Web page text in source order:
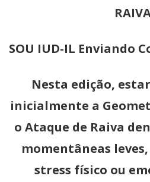
SOU IUD-IL Enviando
Nesta edição,
inicialmente a
o Ataque de Raiva
momentâneas
stress físico ou